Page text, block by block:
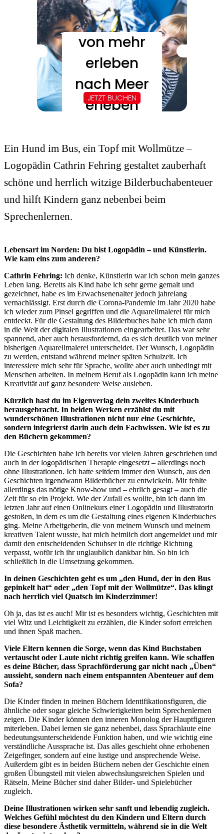
Ein Hund im Bus, ein Topf mit Wollmütze –
Logopädin Cathrin Fehring gestaltet zauberhaft
schöne und herrlich witzige Bilderbuchabenteuer
und hilft Kindern ganz nebenbei beim
Sprechenlernen.
Lebensart im Norden: Du bist Logopädin – und Künstlerin.
Wie kam eins zum anderen?
Cathrin Fehring: Ich denke, Künstlerin war ich schon mein ganzes
Leben lang. Bereits als Kind habe ich sehr gerne gemalt und
gezeichnet, habe es im Erwachsenenalter jedoch jahrelang
vernachlässigt. Erst durch die Corona-Pandemie im Jahr 2020 habe
ich wieder zum Pinsel gegriffen und die Aquarellmalerei für mich
entdeckt. Für die Gestaltung des Bilderbuches habe ich mich dann
in die Welt der digitalen Illustrationen eingearbeitet. Das war sehr
spannend, aber auch herausfordernd, da es sich deutlich von meiner
bisherigen Aquarellmalerei unterscheidet. Der Wunsch, Logopädin
zu werden, entstand während meiner späten Schulzeit. Ich
interessiere mich sehr für Sprache, wollte aber auch unbedingt mit
Menschen arbeiten. In meinem Beruf als Logopädin kann ich meine
Kreativität auf ganz besondere Weise ausleben.
Kürzlich hast du im Eigenverlag dein zweites Kinderbuch
herausgebracht. In beiden Werken erzählst du mit
wunderschönen Illustrationen nicht nur eine Geschichte,
sondern integrierst darin auch dein Fachwissen. Wie ist es zu
den Büchern gekommen?
Die Geschichten habe ich bereits vor vielen Jahren geschrieben und
auch in der logopädischen Therapie eingesetzt – allerdings noch
ohne Illustrationen. Ich hatte seitdem immer den Wunsch, aus den
Geschichten irgendwann Bilderbücher zu entwickeln. Mir fehlte
allerdings das nötige Know-how und – ehrlich gesagt – auch die
Zeit für so ein Projekt. Wie der Zufall es wollte, bin ich dann im
letzten Jahr auf einen Onlinekurs einer Logopädin und Illustratorin
gestoßen, in dem es um die Gestaltung eines eigenen Kinderbuches
ging. Meine Arbeitgeberin, die von meinem Wunsch und meinem
kreativen Talent wusste, hat mich heimlich dort angemeldet und mir
damit den entscheidenden Schubser in die richtige Richtung
verpasst, wofür ich ihr unglaublich dankbar bin. So bin ich
schließlich in die Umsetzung gekommen.
In deinen Geschichten geht es um „den Hund, der in den Bus
gepinkelt hat“ oder „den Topf mit der Wollmütze“. Das klingt
nach herrlich viel Quatsch im Kinderzimmer!
Oh ja, das ist es auch! Mir ist es besonders wichtig, Geschichten mit
viel Witz und Leichtigkeit zu erzählen, die Kinder sofort erreichen
und ihnen Spaß machen.
Viele Eltern kennen die Sorge, wenn das Kind Buchstaben
vertauscht oder Laute nicht richtig greifen kann. Wie schaffen
es deine Bücher, dass Sprachförderung gar nicht nach „Üben“
aussieht, sondern nach einem entspannten Abenteuer auf dem
Sofa?
Die Kinder finden in meinen Büchern Identifikationsfiguren, die
ähnliche oder sogar gleiche Schwierigkeiten beim Sprechenlernen
zeigen. Die Kinder können den inneren Monolog der Hauptfiguren
miterleben. Dabei lernen sie ganz nebenbei, dass Sprachlaute eine
bedeutungsunterscheidende Funktion haben, und wie wichtig eine
verständliche Aussprache ist. Das alles geschieht ohne erhobenen
Zeigefinger, sondern auf eine lustige und ansprechende Weise.
Außerdem gibt es in beiden Büchern neben der Geschichte einen
großen Übungsteil mit vielen abwechslungsreichen Spielen und
Rätseln. Meine Bücher sind daher Bilder- und Spielebücher
zugleich.
Deine Illustrationen wirken sehr sanft und lebendig zugleich.
Welches Gefühl möchtest du den Kindern und Eltern durch
diese besondere Ästhetik vermitteln, während sie in die Welt